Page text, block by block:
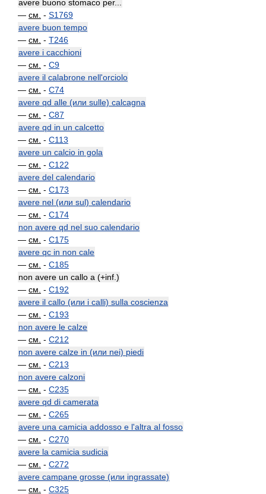
avere buono stomaco per...
— см. - S1769
avere buon tempo
— см. - T246
avere i cacchioni
— см. - C9
avere il calabrone nell'orciolo
— см. - C74
avere qd alle (или sulle) calcagna
— см. - C87
avere qd in un calcetto
— см. - C113
avere un calcio in gola
— см. - C122
avere del calendario
— см. - C173
avere nel (или sul) calendario
— см. - C174
non avere qd nel suo calendario
— см. - C175
avere qc in non cale
— см. - C185
non avere un callo a (+inf.)
— см. - C192
avere il callo (или i calli) sulla coscienza
— см. - C193
non avere le calze
— см. - C212
non avere calze in (или nei) piedi
— см. - C213
non avere calzoni
— см. - C235
avere qd di camerata
— см. - C265
avere una camicia addosso e l'altra al fosso
— см. - C270
avere la camicia sudicia
— см. - C272
avere campane grosse (или ingrassate)
— см. - C325